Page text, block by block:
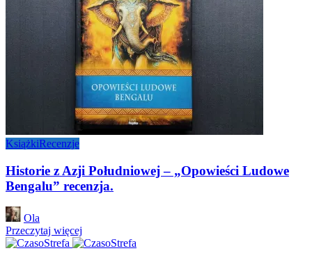
KsiążkiRecenzje
Historie z Azji Południowej – „Opowieści Ludowe
Bengalu” recenzja.
Posted
by
Ola
Przeczytaj więcej